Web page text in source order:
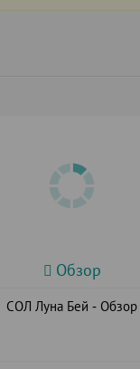
Обзор
СОЛ Луна Бей - Обзор